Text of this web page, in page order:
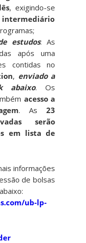
, exigindo-se
estudos: As
após uma
contidas no
, enviado a
abaixo. Os
acesso a
. As23
serão
em lista de
informações
de bolsas
ub-lp-